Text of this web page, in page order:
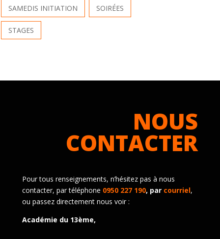
SAMEDIS INITIATION SOIRÉES
STAGES
NOUS
CONTACTER
Pour tous renseignements, n’hésitez pas à nous
contacter, par téléphone 0950 227 190, par courriel,
ou passez directement nous voir :
Académie du 13ème,